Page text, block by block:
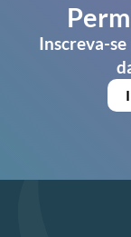
Inscreva-